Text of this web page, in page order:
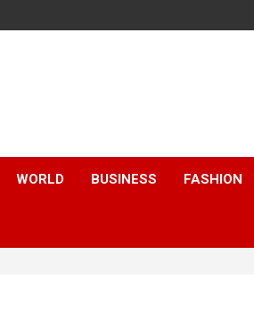
WORLD BUSINESS FASHION